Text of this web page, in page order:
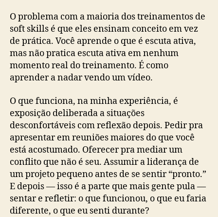
O problema com a maioria dos treinamentos de
soft skills é que eles ensinam conceito em vez
de prática. Você aprende o que é escuta ativa,
mas não pratica escuta ativa em nenhum
momento real do treinamento. É como
aprender a nadar vendo um vídeo.
O que funciona, na minha experiência, é
exposição deliberada a situações
desconfortáveis com reflexão depois. Pedir pra
apresentar em reuniões maiores do que você
está acostumado. Oferecer pra mediar um
conflito que não é seu. Assumir a liderança de
um projeto pequeno antes de se sentir “pronto.”
E depois — isso é a parte que mais gente pula —
sentar e refletir: o que funcionou, o que eu faria
diferente, o que eu senti durante?